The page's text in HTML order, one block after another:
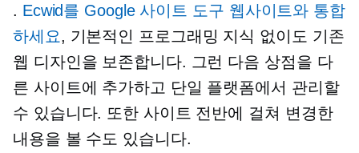
. Ecwid를 Google 사이트 도구 웹사이트와 통합
하세요, 기본적인 프로그래밍 지식 없이도 기존
웹 디자인을 보존합니다. 그런 다음 상점을 다
른 사이트에 추가하고 단일 플랫폼에서 관리할
수 있습니다. 또한 사이트 전반에 걸쳐 변경한
내용을 볼 수도 있습니다.